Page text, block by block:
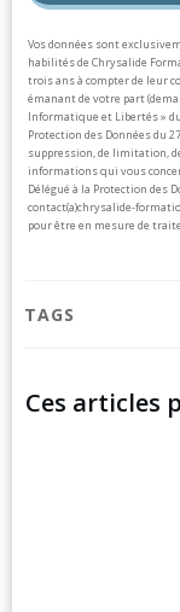
Vos données sont
habilités de Chrysalide
trois ans à compter de leur
émanant de votre part
Informatique et Libertés »
Protection des Données du
suppression, de limitation,
informations qui vous
Délégué à la Protection des
contact(a)chrysalide-
pour être en mesure de
TAGS
Ces articles